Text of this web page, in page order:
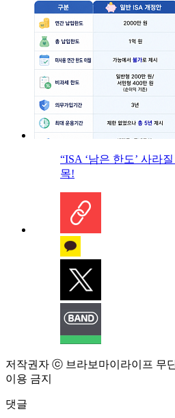
“ISA ‘남은 한도’ 사라
목!
저작권자 ⓒ 브라보마이라이프 무
이용 금지
댓글